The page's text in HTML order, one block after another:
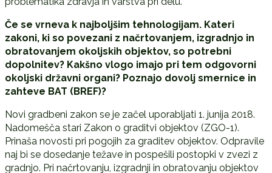
Če se vrneva k najboljšim tehnologijam. Kateri
zakoni, ki so povezani z načrtovanjem, izgradnjo in
obratovanjem okoljskih objektov, so potrebni
dopolnitev? Kakšno vlogo imajo pri tem odgovorni
okoljski državni organi? Poznajo dovolj smernice in
zahteve BAT (BREF)?
Novi gradbeni zakon se je začel uporabljati 1. junija 2018.
Nadomešča stari Zakon o graditvi objektov (ZGO-1).
Prinaša novosti pri pogojih za graditev objektov. Odpravile
naj bi se dosedanje težave in pospešili postopki v zvezi z
gradnjo. Pri načrtovanju, izgradnji in obratovanju objektov